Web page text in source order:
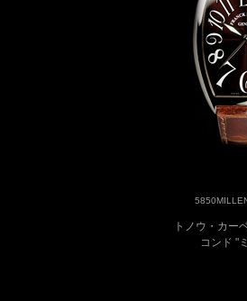
トノウ・カー
コンド "